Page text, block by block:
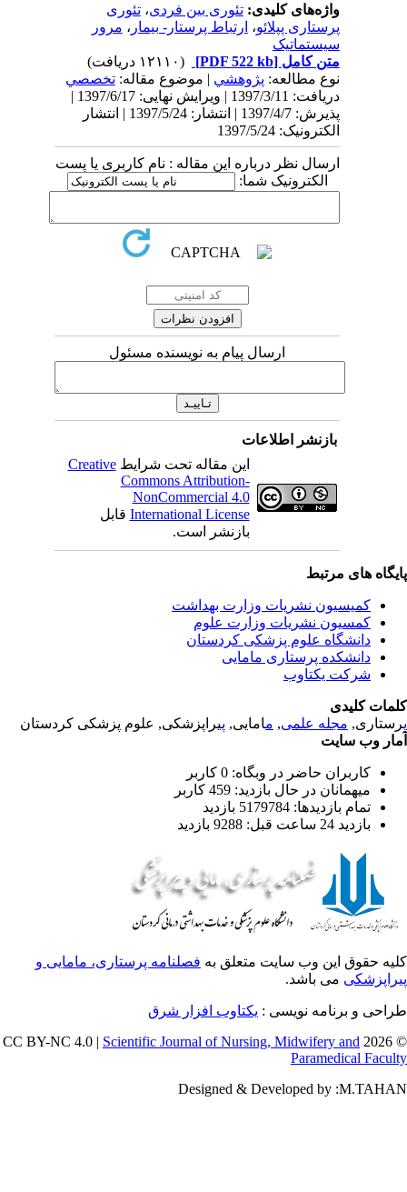
واژه‌های کلیدی:تئوری بین فردی،تئوری
پرستاری پپلائو،ارتباط پرستار- بیمار، مرور
سیستماتیک
متن کامل[PDF 522 kb]
نوع مطالعه:پژوهشي| موضوع مقاله:تخصصي
دریافت: 1397/3/11 | ویرایش نهایی: 1397/6/17 |
پذیرش: 1397/4/7 | انتشار: 1397/5/24 | انتشار
الکترونیک: 1397/5/24
ارسال نظر درباره این مقاله : نام کاربری یا پست
الکترونیک شما:
ارسال پیام به نویسنده مسئول
بازنشر اطلاعات
این مقاله تحت شرایطCreative
Commons Attribution-
NonCommercial 4.0
International Licenseقابل
بازنشر است.
های مرتبط
کمیسیون نشریات وزارت بهداشت
کمسیون نشریات وزارت علوم
دانشگاه علوم پزشکی کردستان
دانشکده پرستاری مامایی
شرکت یکتاوب
کلیدی
مجله علمی, م امایی, پیراپزشکی, علوم پزشکی کردستان
وب سایت
کاربران حاضر در وبگاه: 0 کاربر
میهمانان در حال بازدید: 459 کاربر
تمام بازدید‌ها: 5179784 بازدید
بازدید 24 ساعت قبل: 9288 بازدید
حقوق این وب سایت متعلق بهفصلنامه پرستاری، مامایی و
می باشد.
و برنامه نویسی : یکتاوب افزار شرق
©
Scientific Journal of Nursing, Midwifery and
Paramedical
Designed & Developed by